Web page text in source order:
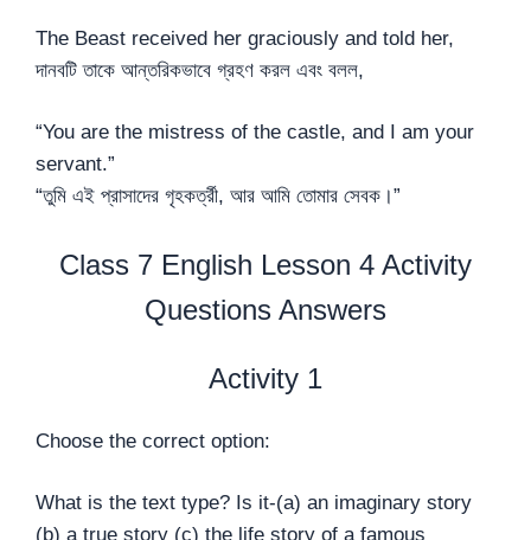
The Beast received her graciously and told her,
দানবটি তাকে আন্তরিকভাবে গ্রহণ করল এবং বলল,
“You are the mistress of the castle, and I am your
servant.”
“তুমি এই প্রাসাদের গৃহকর্ত্রী, আর আমি তোমার সেবক।”
Class 7 English Lesson 4 Activity
Questions Answers
Activity 1
Choose the correct option:
What is the text type? Is it-(a) an imaginary story
(b) a true story (c) the life story of a famous